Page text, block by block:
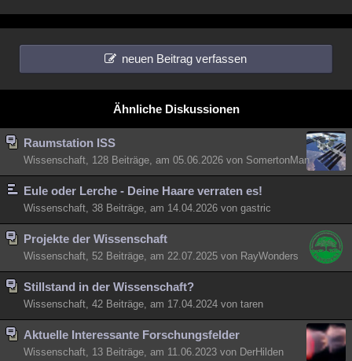
neuen Beitrag verfassen
Ähnliche Diskussionen
Raumstation ISS
Wissenschaft, 128 Beiträge, am 05.06.2026 von SomertonMan
Eule oder Lerche - Deine Haare verraten es!
Wissenschaft, 38 Beiträge, am 14.04.2026 von gastric
Projekte der Wissenschaft
Wissenschaft, 52 Beiträge, am 22.07.2025 von RayWonders
Stillstand in der Wissenschaft?
Wissenschaft, 42 Beiträge, am 17.04.2024 von taren
Aktuelle Interessante Forschungsfelder
Wissenschaft, 13 Beiträge, am 11.06.2023 von DerHilden